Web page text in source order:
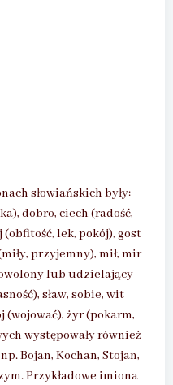
słowiańskich były:
dobro, ciech (radość,
(obfitość, lek, pokój), gost
przyjemny), mił, mir
lub udzielający
sław, sobie, wit
(wojować), żyr (pokarm,
występowały również
Bojan, Kochan, Stojan,
Przykładowe imiona